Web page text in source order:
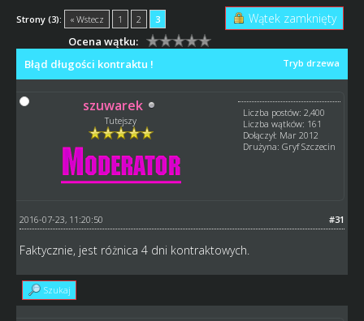
Strony (3): « Wstecz 1 2 3 Wątek zamknięty
Ocena wątku:
Tryb drzewa
Błąd długości kontraktu !
szuwarek
Tutejszy
Liczba postów: 2,400
Liczba wątków: 161
Dołączył: Mar 2012
Drużyna: Gryf Szczecin
#31
2016-07-23, 11:20:50
Faktycznie, jest różnica 4 dni kontraktowych.
Szukaj